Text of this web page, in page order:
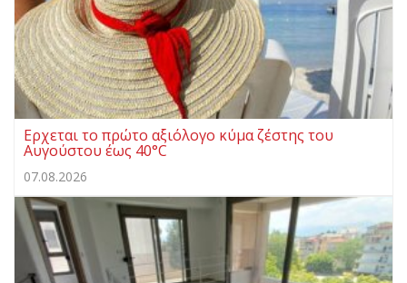
Ερχεται το πρώτο αξιόλογο κύμα ζέστης του
Αυγούστου έως 40°C
07.08.2026